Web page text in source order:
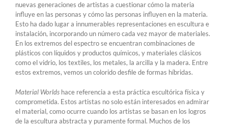
nuevas generaciones de artistas a cuestionar cómo la materia
influye en las personas y cómo las personas influyen en la materia.
Esto ha dado lugar a innumerables representaciones en escultura e
instalación, incorporando un número cada vez mayor de materiales.
En los extremos del espectro se encuentran combinaciones de
plásticos con líquidos y productos químicos, y materiales clásicos
como el vidrio, los textiles, los metales, la arcilla y la madera. Entre
estos extremos, vemos un colorido desfile de formas híbridas.
Material Worlds hace referencia a esta práctica escultórica física y
comprometida. Estos artistas no solo están interesados en admirar
el material, como ocurre cuando los artistas se basan en los logros
de la escultura abstracta y puramente formal. Muchos de los